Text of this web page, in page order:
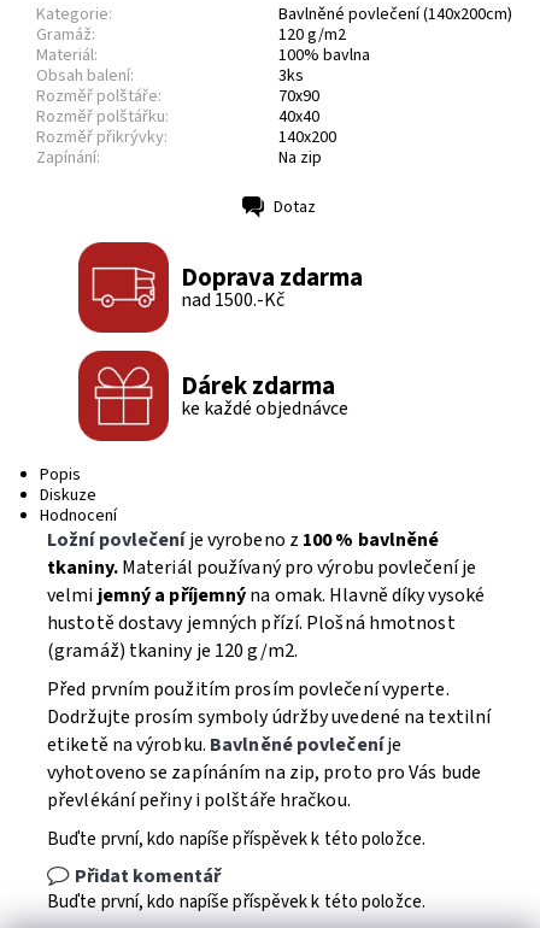
Kategorie:
Bavlněné povlečení (140x200cm)
Gramáž:
120 g/m2
Materiál:
100% bavlna
Obsah balení:
3ks
Rozměř polštáře:
70x90
Rozměř polštářku:
40x40
Rozměř přikrývky:
140x200
Zapínání:
Na zip
Dotaz
Doprava zdarma
nad 1500.-Kč
Dárek zdarma
ke každé objednávce
Popis
Diskuze
Hodnocení
Ložní povlečeníje vyrobeno z 100 % bavlněné
tkaniny.Materiál používaný pro výrobu povlečení je
velmi jemný a příjemnýna omak. Hlavně díky vysoké
hustotě dostavy jemných přízí. Plošná hmotnost
(gramáž) tkaniny je 120 g/m2.
Před prvním použitím prosím povlečení vyperte.
Dodržujte prosím symboly údržby uvedené na textilní
etiketě na výrobku. Bavlněné povlečeníje
vyhotoveno se zapínáním na zip, proto pro Vás bude
převlékání peřiny i polštáře hračkou.
Buďte první, kdo napíše příspěvek k této položce.
Přidat komentář
Buďte první, kdo napíše příspěvek k této položce.